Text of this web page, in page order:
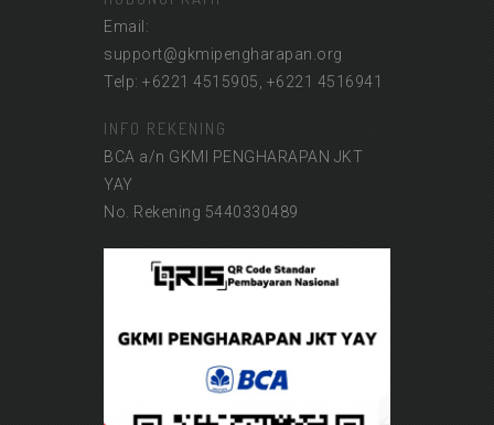
Email:
support@gkmipengharapan.org
Telp: +6221 4515905, +6221 4516941
INFO REKENING
BCA a/n GKMI PENGHARAPAN JKT
YAY
No. Rekening 5440330489